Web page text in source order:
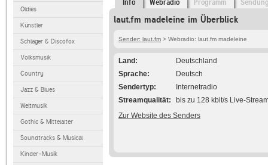
Oldies
Künstler
Schlager & Discofox
Volksmusik
Country
Jazz & Blues
Weltmusik
Gothic & Mittelalter
Soundtracks & Musical
Kinder-Musik
Info Webradio Programm
laut.fm madeleine im Überblick
Sender: laut.fm > Webradio: laut.fm madeleine
Land
Deutschland
Sprache
Deutsch
Sendertyp
Internetradio
Streamqualität
bis zu 128 kbit/s Live-
Zur Website des Senders